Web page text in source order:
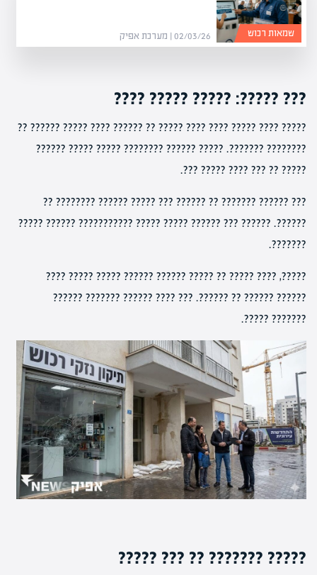
02/03/26 | מערכת אפיק שמאות רכוש
??? ?????: ????? ????? ????
????? ???? ????? ???? ???? ????? ?? ?????? ???? ????? ?????? ??
???????? ???????. ????? ?????? ???????? ????? ????? ??????
????? ?? ??? ???? ????? ???.
??? ?????? ??????? ?? ?????? ??? ????? ?????? ???????? ??
??????. ?????? ??? ?????? ????? ????? ??????????? ?????? ?????
???????.
?????, ???? ????? ?? ????? ?????? ?????? ????? ????? ????
?????? ?????? ?? ??????. ??? ???? ?????? ??????? ??????
??????? ?????.
????? ??????? ?? ??? ?????